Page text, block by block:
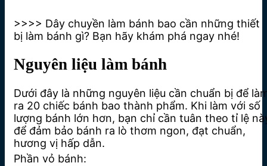
>>>> Dây chuyền làm bánh bao cần những thiết
bị làm bánh gì? Bạn hãy khám phá ngay nhé!
Nguyên liệu làm bánh
Dưới đây là những nguyên liệu cần chuẩn bị để
ra 20 chiếc bánh bao thành phẩm. Khi làm với số
lượng bánh lớn hơn, bạn chỉ cần tuân theo tỉ lệ
để đảm bảo bánh ra lò thơm ngon, đạt chuẩn,
hương vị hấp dẫn.
Phần vỏ bánh: